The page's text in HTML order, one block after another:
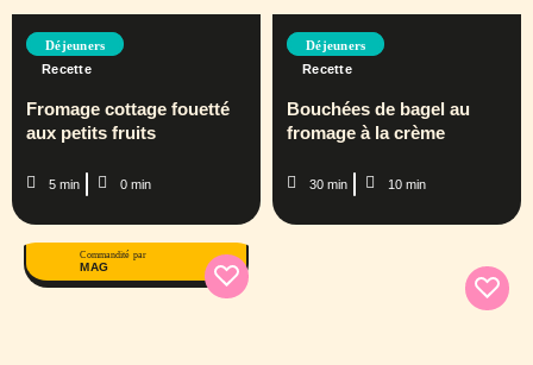
Déjeuners
Recette
Fromage cottage fouetté
aux petits fruits
5 min 0 min
Déjeuners
Recette
Bouchées de bagel au
fromage à la crème
30 min 10 min
Commandité par
MAG